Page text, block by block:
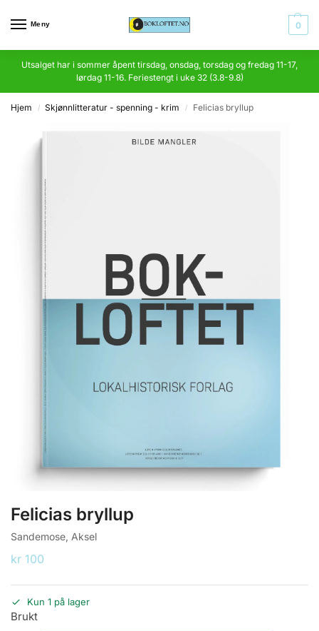
Meny 0
Utsalget har i sommer åpent tirsdag, onsdag, torsdag og fredag 11-17,
lørdag 11-16. Feriestengt i uke 32 (3.8-9.8)
Hjem / Skjønnlitteratur - spenning - krim / Felicias bryllup
Felicias bryllup
Sandemose, Aksel
kr 100
Kun 1 på lager
Brukt